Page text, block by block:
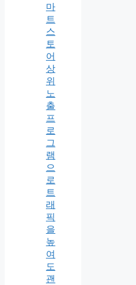
마
트
스
토
어
상
위
노
출
프
로
그
램
으
로
트
래
픽
을
높
여
도
괜